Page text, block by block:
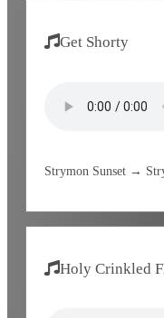
Get Shorty
Strymon Sunset →
Holy Crinkled